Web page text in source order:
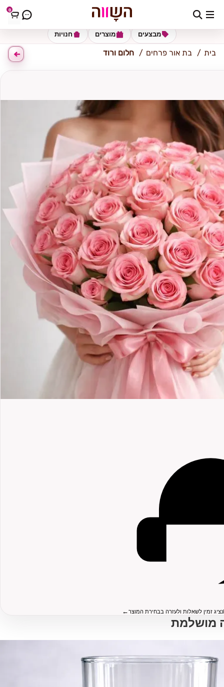
0 נתיבות
חנויות מוצרים מבצעים
בית בת אור פרחים חלום ורוד
נציג זמין לשאלות ולעזרה בבחירת המוצר←
מושלמת